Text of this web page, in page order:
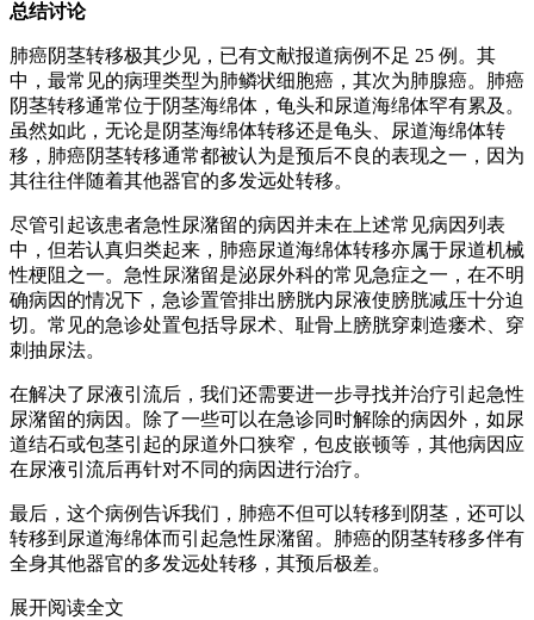
总结讨论
肺癌阴茎转移极其少见，已有文献报道病例不足 25 例。其
中，最常见的病理类型为肺鳞状细胞癌，其次为肺腺癌。肺癌
阴茎转移通常位于阴茎海绵体，龟头和尿道海绵体罕有累及。
虽然如此，无论是阴茎海绵体转移还是龟头、尿道海绵体转
移，肺癌阴茎转移通常都被认为是预后不良的表现之一，因为
其往往伴随着其他器官的多发远处转移。
尽管引起该患者急性尿潴留的病因并未在上述常见病因列表
中，但若认真归类起来，肺癌尿道海绵体转移亦属于尿道机械
性梗阻之一。急性尿潴留是泌尿外科的常见急症之一，在不明
确病因的情况下，急诊置管排出膀胱内尿液使膀胱减压十分迫
切。常见的急诊处置包括导尿术、耻骨上膀胱穿刺造瘘术、穿
刺抽尿法。
在解决了尿液引流后，我们还需要进一步寻找并治疗引起急性
尿潴留的病因。除了一些可以在急诊同时解除的病因外，如尿
道结石或包茎引起的尿道外口狭窄，包皮嵌顿等，其他病因应
在尿液引流后再针对不同的病因进行治疗。
最后，这个病例告诉我们，肺癌不但可以转移到阴茎，还可以
转移到尿道海绵体而引起急性尿潴留。肺癌的阴茎转移多伴有
全身其他器官的多发远处转移，其预后极差。
展开阅读全文